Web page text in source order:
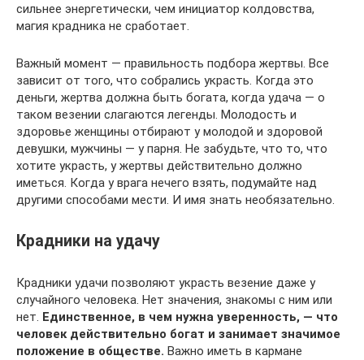
сильнее энергетически, чем инициатор колдовства,
магия крадника не сработает.
Важный момент — правильность подбора жертвы. Все
зависит от того, что собрались украсть. Когда это
деньги, жертва должна быть богата, когда удача — о
таком везении слагаются легенды. Молодость и
здоровье женщины отбирают у молодой и здоровой
девушки, мужчины — у парня. Не забудьте, что то, что
хотите украсть, у жертвы действительно должно
иметься. Когда у врага нечего взять, подумайте над
другими способами мести. И имя знать необязательно.
Крадники на удачу
Крадники удачи позволяют украсть везение даже у
случайного человека. Нет значения, знакомы с ним или
нет. Единственное, в чем нужна уверенность, — что
человек действительно богат и занимает значимое
положение в обществе. Важно иметь в кармане